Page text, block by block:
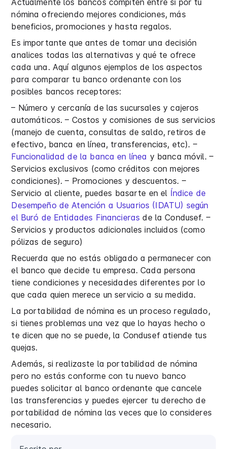
Actualmente los bancos compiten entre sí por tu
nómina ofreciendo mejores condiciones, más
beneficios, promociones y hasta regalos.
Es importante que antes de tomar una decisión
analices todas las alternativas y qué te ofrece
cada una. Aquí algunos ejemplos de los aspectos
para comparar tu banco ordenante con los
posibles bancos receptores:
– Número y cercanía de las sucursales y cajeros
automáticos. – Costos y comisiones de sus servicios
(manejo de cuenta, consultas de saldo, retiros de
efectivo, banca en línea, transferencias, etc). –
Funcionalidad de la banca en línea y banca móvil. –
Servicios exclusivos (como créditos con mejores
condiciones). – Promociones y descuentos. –
Servicio al cliente, puedes basarte en el Índice de
Desempeño de Atención a Usuarios (IDATU) según
el Buró de Entidades Financieras de la Condusef. –
Servicios y productos adicionales incluidos (como
pólizas de seguro)
Recuerda que no estás obligado a permanecer con
el banco que decide tu empresa. Cada persona
tiene condiciones y necesidades diferentes por lo
que cada quien merece un servicio a su medida.
La portabilidad de nómina es un proceso regulado,
si tienes problemas una vez que lo hayas hecho o
te dicen que no se puede, la Condusef atiende tus
quejas.
Además, si realizaste la portabilidad de nómina
pero no estás conforme con tu nuevo banco
puedes solicitar al banco ordenante que cancele
las transferencias y puedes ejercer tu derecho de
portabilidad de nómina las veces que lo consideres
necesario.